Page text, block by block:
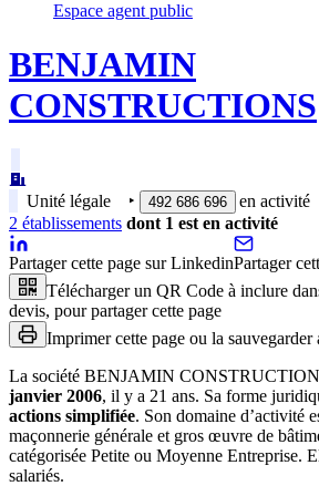
Espace agent public
BENJAMIN
CONSTRUCTIONS
Unité légale ‣ 492 686 696
en activité
2 établissements dont 1 est en activité
Partager cette page sur LinkedinPartager
Télécharger un QR Code à inclure
devis, pour partager cette page
Imprimer cette page ou la
La société BENJAMIN
janvier 2006, il y a 21 ans. Sa forme
actions simplifiée. Son domaine d’activité
maçonnerie générale et gros œuvre de
catégorisée Petite ou Moyenne Entreprise.
salariés.